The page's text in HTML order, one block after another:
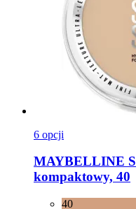
6 opcji
MAYBELLINE
kompaktowy, 40
40